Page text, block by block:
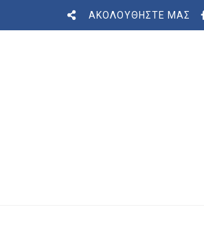
ΑΚΟΛΟΥΘΗΣΤΕ ΜΑΣ